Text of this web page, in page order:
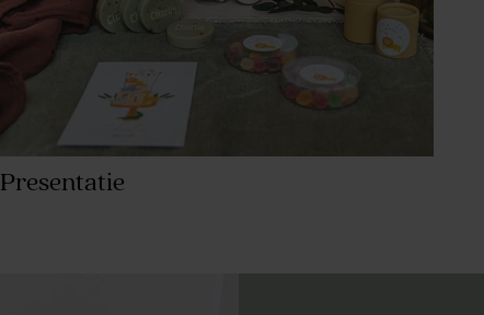
Presentatie